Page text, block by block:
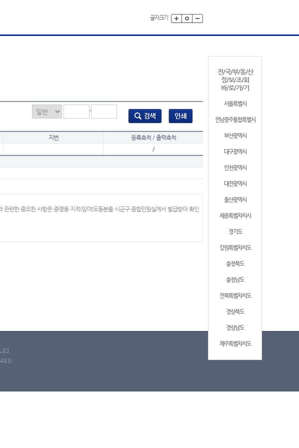
글자크기
전/국/부/동/산
정/보/조/회
바/로/가/기
서울특별시
전남광주통합특별시
부산광역시
대구광역시
인천광역시
대전광역시
울산광역시
세종특별자치시
경기도
강원특별자치도
충청북도
충청남도
전북특별자치도
경상북도
경상남도
제주특별자치도
-
지번
등록축척 / 출력축척
/
련한 중요한 사항은 증명용 지적(임야)도등본을 시군구 종합민원실에서 발급받아 확인
다.